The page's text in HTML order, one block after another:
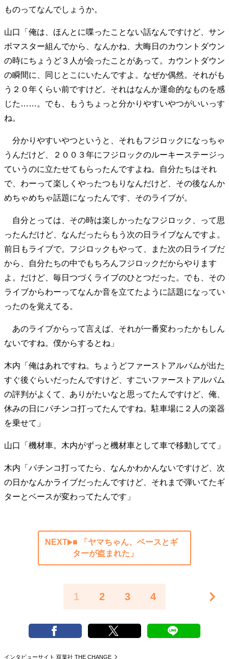
ものってなんでしょうか。
山口「俺は、ほんとに喋ったことない話なんですけど、サン
ボマスター組んでから、なんかね、大晦日のカウントダウン
の時にちょうど３人が会ったことがあって。カウントダウン
の瞬間に、同じとこにいたんですよ。なぜか偶然。それがも
う２０年くらい前ですけど。それはなんか運命的なものを感
じた……。でも、もうちょっと分かりやすいやつがいいっす
ね。
分かりやすいやつというと、それもフジロックになっちゃ
うんだけど、２００３年にフジロックのルーキーステージっ
ていうのに立たせてもらったんですよね。自分たちはそれ
で、わーって楽しくやったつもりなんだけど、その後なんか
めちゃめちゃ話題になったんです、そのライブが。
自分とっては、その時は楽しかったなフジロック、って思
ったんだけど、なんだったらもう次の日ライブなんですよ。
前日もライブで。フジロックもやって、また次の日ライブだ
から、自分たちの中でもちろんフジロックだからやります
よ。だけど、毎日つづくライブのひとつだった。でも、その
ライブからわーってなんか音を立てたように話題になってい
ったのを覚えてる。
あのライブからって言えば、それが一番変わったかもしん
ないですね。僕からするとね」
木内「俺はあれですね。ちょうどファーストアルバムが出た
すぐ後ぐらいだったんですけど、すごいファーストアルバム
の評判がよくて、ありがたいなと思ってたんですけど、俺、
休みの日にパチンコ打ってたんですね。駐車場に２人の楽器
を乗せて」
山口「機材車。木内がずっと機材車として車で移動してて」
木内「パチンコ打ってたら、なんかわかんないですけど、次
の日かなんかライブだったんですけど、それまで弾いてたギ
ターとベースが変わってたんです」
NEXT
■ 「ヤマちゃん、ベースとギ
ターが盗まれた」
1 2 3 4
インタビューサイト 双葉社 THE CHANGE